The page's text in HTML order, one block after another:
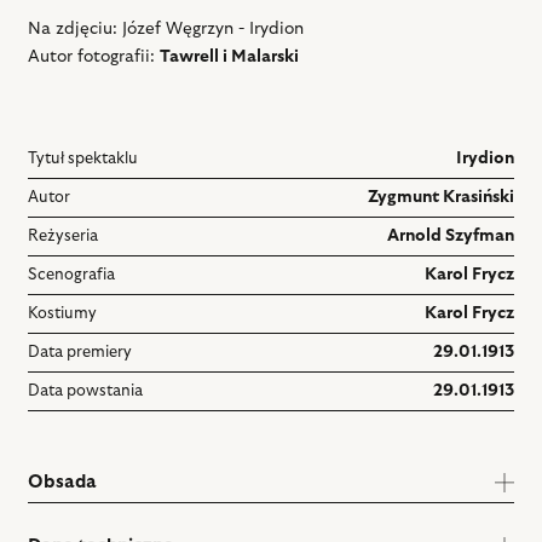
Na zdjęciu: Józef Węgrzyn - Irydion
Autor fotografii:Tawrell i Malarski
Tytuł spektaklu Irydion
Autor Zygmunt Krasiński
Reżyseria Arnold Szyfman
Scenografia Karol Frycz
Kostiumy Karol Frycz
Data premiery 29.01.1913
Data powstania 29.01.1913
Obsada